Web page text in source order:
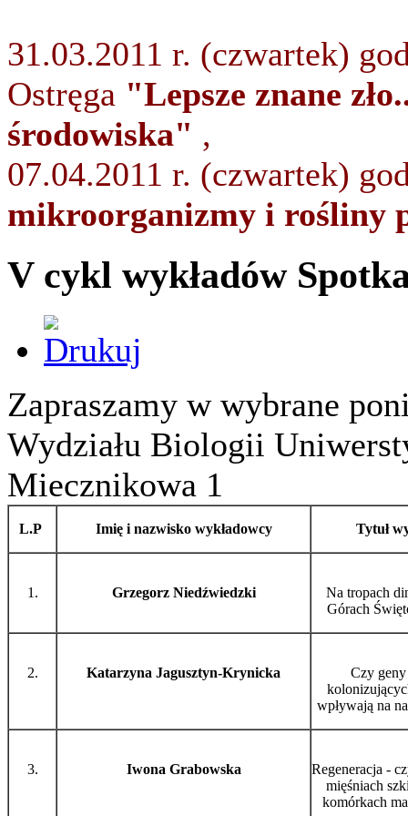
31.03.2011 r. (czwartek)
Ostręga "Lepsze znane
środowiska" ,
07.04.2011 r. (czwartek)
mikroorganizmy i rośliny
V cykl wykładów
Zapraszamy w wybrane
Wydziału Biologii
Miecznikowa 1
L.P Imię i nazwisko wykładowcy Tytuł
1. Grzegorz Niedźwiedzki
Na tropach
Górach
2. Katarzyna Jagusztyn-Krynicka
Czy
wpływają na
3. Iwona Grabowska
Regeneracja -
mięśniach
komórkach